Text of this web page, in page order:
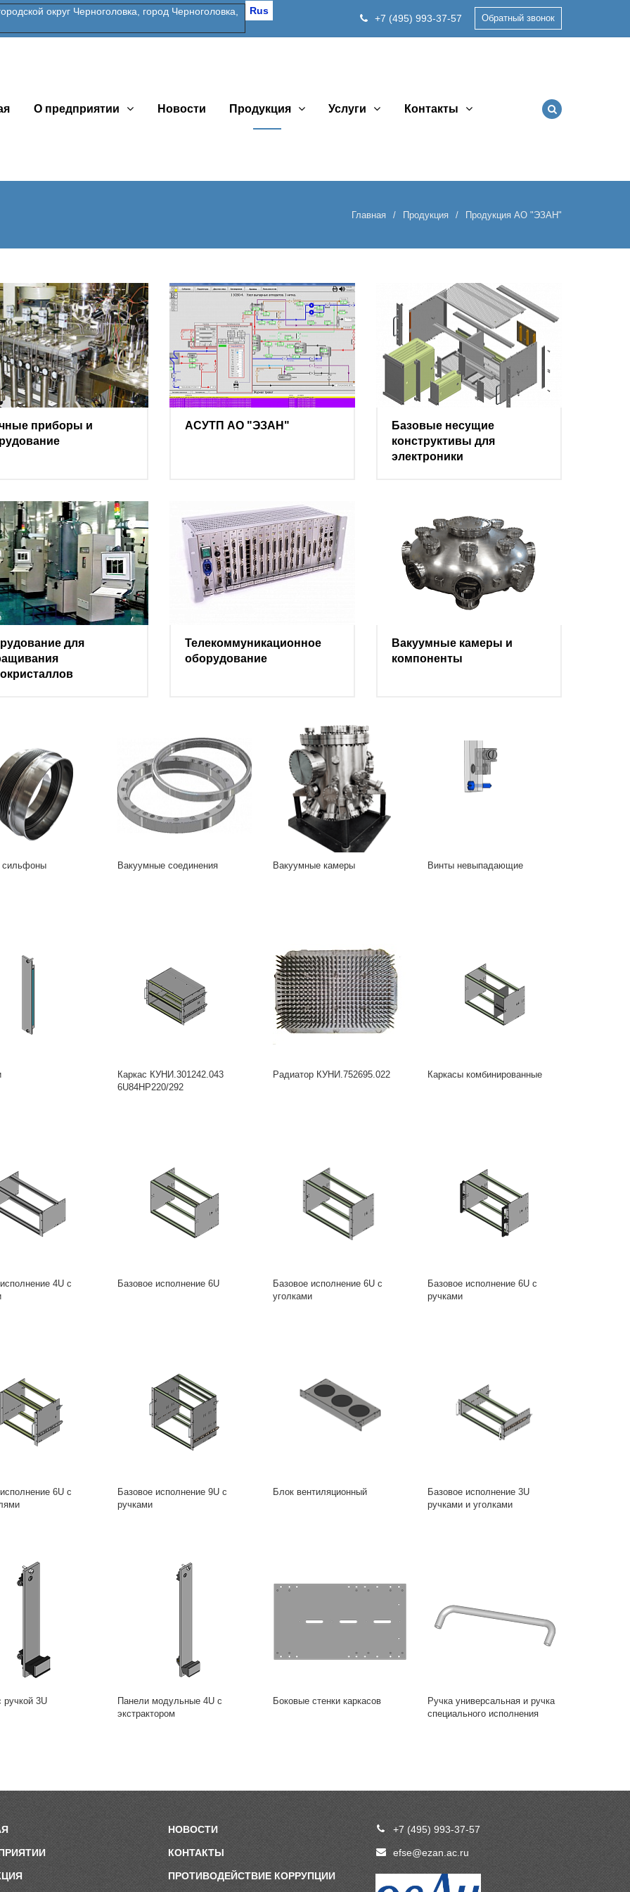
Rus
округ Черноголовка, город Черноголовка,
+7 (495) 993-37-57 Обратный звонок
О предприятии Новости Продукция Услуги Контакты
Главная Продукция Продукция АО "ЭЗАН"
приборы и
АСУТП АО "ЭЗАН"
Базовые несущие
конструктивы для
электроники
для
Телекоммуникационное
оборудование
Вакуумные камеры и
компоненты
сильфоны Вакуумные соединения Вакуумные камеры Винты невыпадающие
Каркас КУНИ.301242.043
6U84HP220/292
Радиатор КУНИ.752695.022 Каркасы комбинированные
4U c
Базовое исполнение 6U
Базовое исполнение 6U с
уголками
Базовое исполнение 6U с
ручками
6U с
Базовое исполнение 9U с
ручками
Блок вентиляционный
Базовое исполнение 3U
ручками и уголками
ручкой 3U
Панели модульные 4U с
экстрактором
Боковые стенки каркасов
Ручка универсальная и ручка
специального исполнения
НОВОСТИ
КОНТАКТЫ
ПРОТИВОДЕЙСТВИЕ КОРРУПЦИИ
+7 (495) 993-37-57
efse@ezan.ac.ru